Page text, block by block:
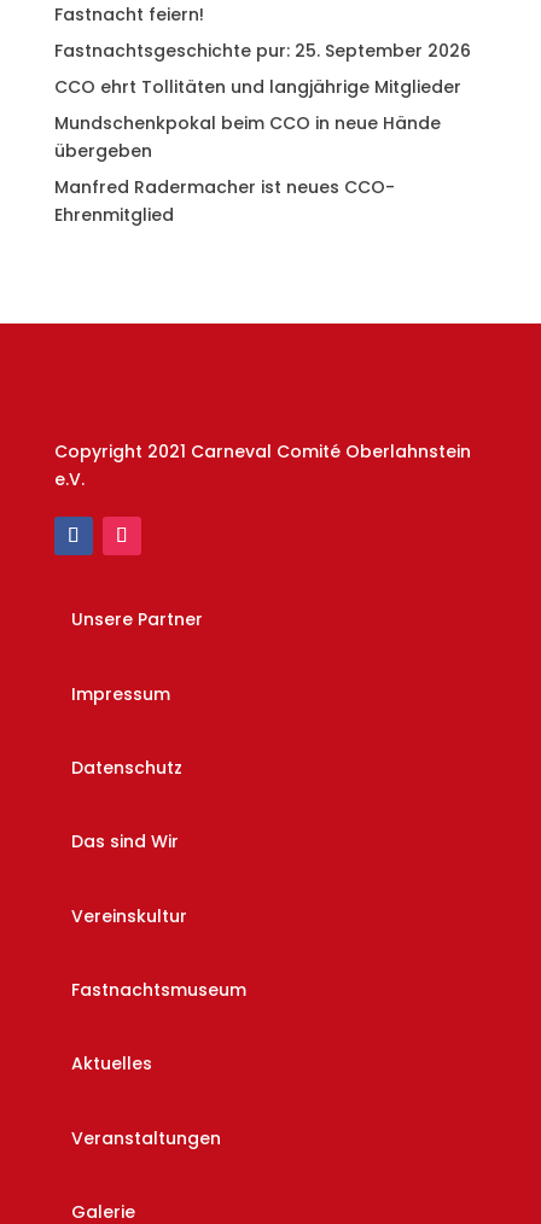
Fastnacht feiern!
Fastnachtsgeschichte pur: 25. September 2026
CCO ehrt Tollitäten und langjährige Mitglieder
Mundschenkpokal beim CCO in neue Hände
übergeben
Manfred Radermacher ist neues CCO-
Ehrenmitglied
Copyright 2021 Carneval Comité Oberlahnstein
e.V.
Unsere Partner
Impressum
Datenschutz
Das sind Wir
Vereinskultur
Fastnachtsmuseum
Aktuelles
Veranstaltungen
Galerie